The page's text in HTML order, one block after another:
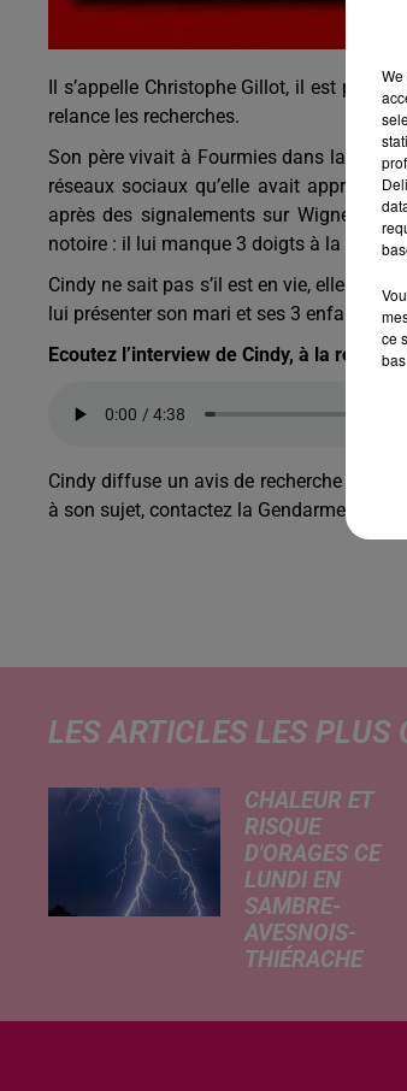
Il s’appelle Christophe Gillot, il est
relance les recherches.
Son père vivait à Fourmies dans la Tour
réseaux sociaux qu’elle avait appris sa
après des signalements sur
notoire : il lui manque 3 doigts à la main
Cindy ne sait pas s’il est en vie, elle
lui présenter son mari et ses 3 enfants.
Ecoutez l’interview de Cindy, à la
Cindy diffuse un avis de recherche sur
à son sujet, contactez la Gendarmerie de
LES ARTICLES LES PLUS
CHALEUR ET
RISQUE
D'ORAGES CE
LUNDI EN
SAMBRE-
AVESNOIS-
THIÉRACHE
typiquement
We
ce